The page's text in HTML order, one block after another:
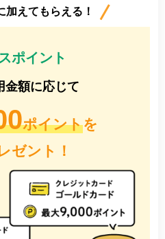
加えてもらえる！
ポイント
金額に応じて
ポイントを
ゼント！